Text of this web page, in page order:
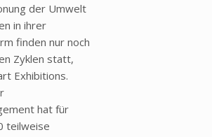
der Umwelt
in ihrer
finden nur noch
Zyklen statt,
Exhibitions.
hat für
teilweise